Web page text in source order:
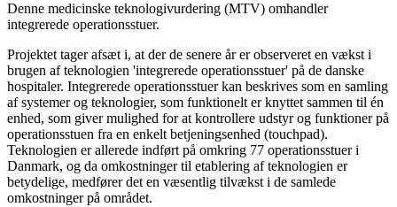
Denne medicinske teknologivurdering (MTV) omhandler
integrerede operationsstuer.
Projektet tager afsæt i, at der de senere år er observeret en vækst i
brugen af teknologien 'integrerede operationsstuer' på de danske
hospitaler. Integrerede operationsstuer kan beskrives som en samling
af systemer og teknologier, som funktionelt er knyttet sammen til én
enhed, som giver mulighed for at kontrollere udstyr og funktioner på
operationsstuen fra en enkelt betjeningsenhed (touchpad).
Teknologien er allerede indført på omkring 77 operationsstuer i
Danmark, og da omkostninger til etablering af teknologien er
betydelige, medfører det en væsentlig tilvækst i de samlede
omkostninger på området.